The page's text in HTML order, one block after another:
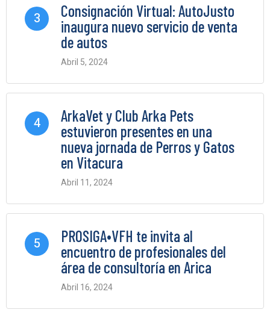
3
Consignación Virtual: AutoJusto
inaugura nuevo servicio de venta
de autos
Abril 5, 2024
4
ArkaVet y Club Arka Pets
estuvieron presentes en una
nueva jornada de Perros y Gatos
en Vitacura
Abril 11, 2024
5
PROSIGA•VFH te invita al
encuentro de profesionales del
área de consultoría en Arica
Abril 16, 2024